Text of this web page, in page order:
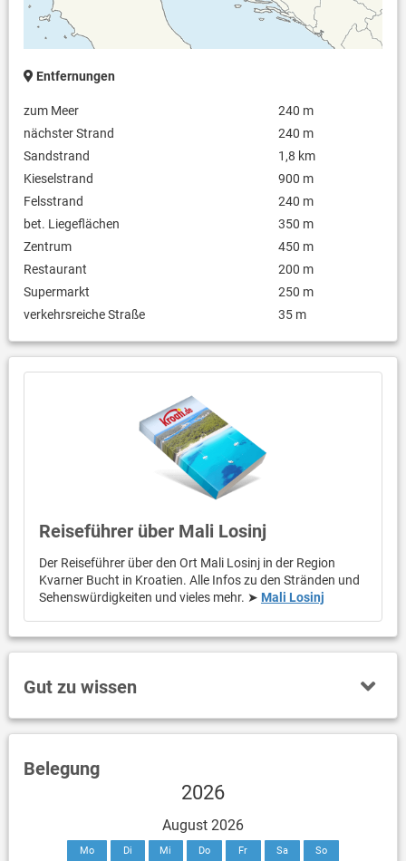
Entfernungen
zum Meer
240 m
nächster Strand
240 m
Sandstrand
1,8 km
Kieselstrand
900 m
Felsstrand
240 m
bet. Liegeflächen
350 m
Zentrum
450 m
Restaurant
200 m
Supermarkt
250 m
verkehrsreiche Straße
35 m
Reiseführer über Mali Losinj
Der Reiseführer über den Ort Mali Losinj in der Region
Kvarner Bucht in Kroatien. Alle Infos zu den Stränden und
Sehenswürdigkeiten und vieles mehr. ➤ Mali Losinj
Gut zu wissen
Belegung
2026
August 2026
Mo Di Mi Do Fr Sa So